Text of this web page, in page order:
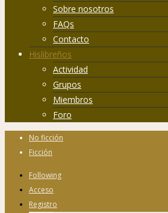
Sobre nosotros
FAQs
Contacto
Hislibreños
Actividad
Grupos
Miembros
Foro
No ficción
Ficción
Following
Acceso
Registro